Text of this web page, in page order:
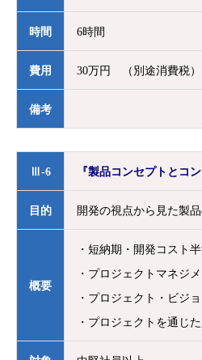
時間 6時間
費用 30万円 （別途消費税）
備考
Ⅲ-6 『製品コンセプトとコ
目的 開発の視点から見た製
概要
・短納期・開発コスト
・プロジェクトマネジ
・プロジェクト・ビジ
・プロジェクトを通じ